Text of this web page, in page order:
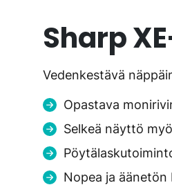
Sharp
Vedenkestävä
Opastava
Selkeä näyttö
Nopea ja